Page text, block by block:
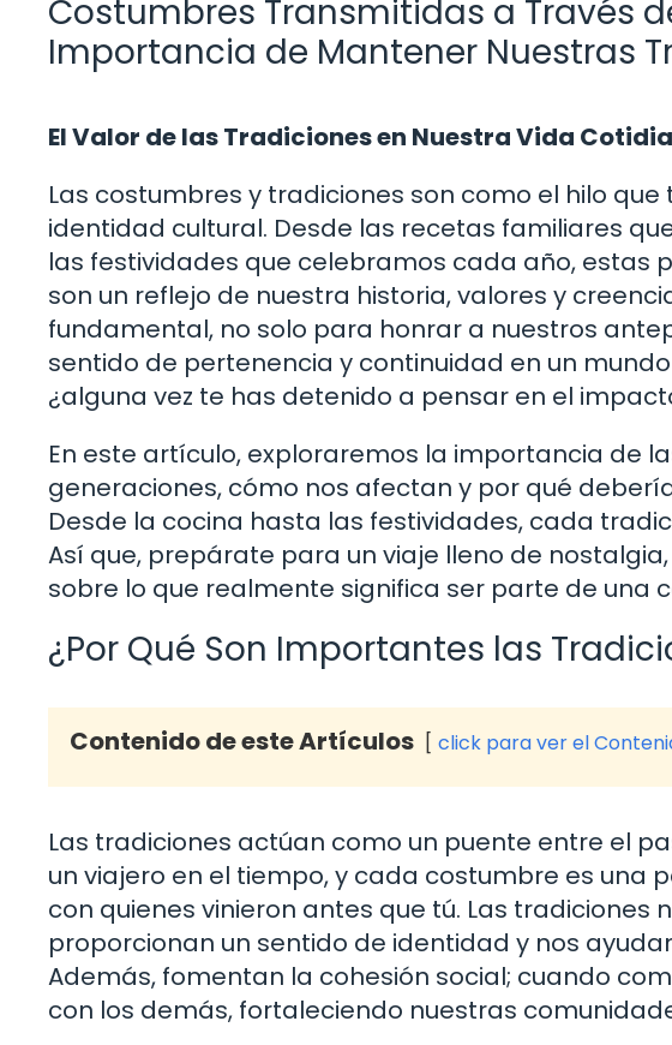
Costumbres Transmitidas a Través
Importancia de Mantener Nuestras
El Valor de las Tradiciones en Nuestra Vida
Las costumbres y tradiciones son como el hilo
identidad cultural. Desde las recetas familiares
las festividades que celebramos cada año, estas
son un reflejo de nuestra historia, valores y
fundamental, no solo para honrar a nuestros
sentido de pertenencia y continuidad en un
¿alguna vez te has detenido a pensar en el
En este artículo, exploraremos la importancia de
generaciones, cómo nos afectan y por qué
Desde la cocina hasta las festividades, cada
Así que, prepárate para un viaje lleno de
sobre lo que realmente significa ser parte de una
¿Por Qué Son Importantes las
Contenido de este Artículos click para ver el
Las tradiciones actúan como un puente entre el
un viajero en el tiempo, y cada costumbre es una
con quienes vinieron antes que tú. Las tradiciones
proporcionan un sentido de identidad y nos
Además, fomentan la cohesión social; cuando
con los demás, fortaleciendo nuestras